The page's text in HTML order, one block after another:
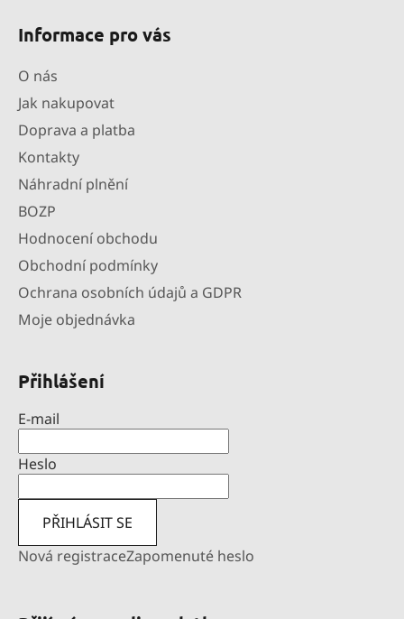
Informace pro vás
O nás
Jak nakupovat
Doprava a platba
Kontakty
Náhradní plnění
BOZP
Hodnocení obchodu
Obchodní podmínky
Ochrana osobních údajů a GDPR
Moje objednávka
Přihlášení
E-mail
Heslo
PŘIHLÁSIT SE
Nová registraceZapomenuté heslo